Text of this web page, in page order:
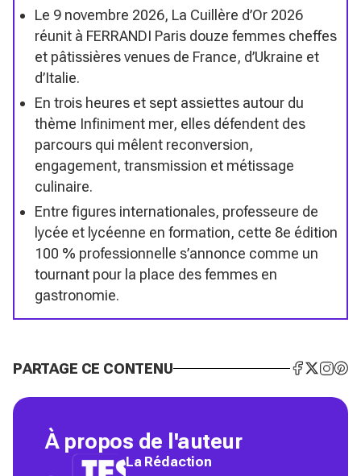
Le 9 novembre 2026, La Cuillère d’Or 2026
réunit à FERRANDI Paris douze femmes cheffes
et pâtissières venues de France, d’Ukraine et
d’Italie.
En trois heures et sept assiettes autour du
thème Infiniment mer, elles défendent des
parcours qui mêlent reconversion,
engagement, transmission et métissage
culinaire.
Entre figures internationales, professeure de
lycée et lycéenne en formation, cette 8e édition
100 % professionnelle s’annonce comme un
tournant pour la place des femmes en
gastronomie.
PARTAGE CE CONTENU
À propos de l'auteur
La Rédaction